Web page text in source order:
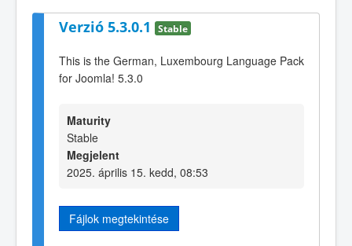
Verzió 5.3.0.1 Stable
This is the German, Luxembourg Language Pack
for Joomla! 5.3.0
Maturity
Stable
Megjelent
2025. április 15. kedd, 08:53
Fájlok megtekintése